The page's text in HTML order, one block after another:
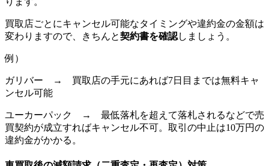
買取店ごとにキャンセル可能なタイミングや違約金の金額は
変わりますので、きちんと契約書を確認しましょう。
例）
ガリバー → 買取店の手元にあれば7日目までは無料キャ
ンセル可能
ユーカーパック → 最低落札を超えて落札されるなどで売
買契約が成立すればキャンセル不可。取引の中止は10万円の
違約金がかかる。